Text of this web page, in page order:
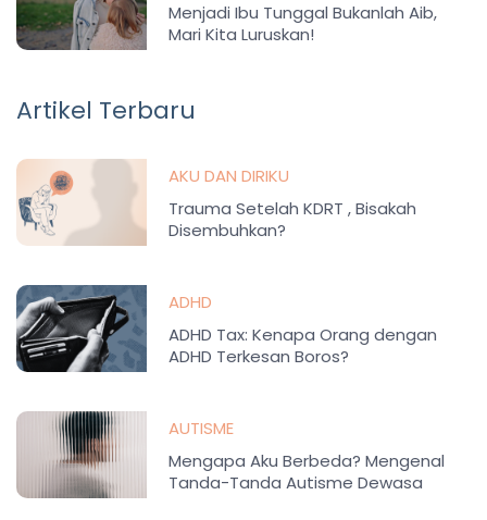
Menjadi Ibu Tunggal Bukanlah Aib,
Mari Kita Luruskan!
Artikel Terbaru
AKU DAN DIRIKU
Trauma Setelah KDRT , Bisakah
Disembuhkan?
ADHD
ADHD Tax: Kenapa Orang dengan
ADHD Terkesan Boros?
AUTISME
Mengapa Aku Berbeda? Mengenal
Tanda-Tanda Autisme Dewasa